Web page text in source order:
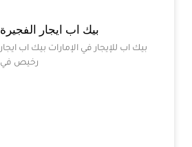
بيك اب ايجار الفجيرة
بيك اب للإيجار في الإمارات بيك اب ايجار
رخيص في